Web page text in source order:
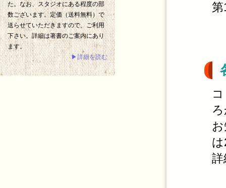
た。なお、スタジオにある程度の部
数ございます。定価（送料無料）で
送らせていただきますので、ご利用
下さい。詳細は著書のご案内にあり
ます。
▶詳細を読む